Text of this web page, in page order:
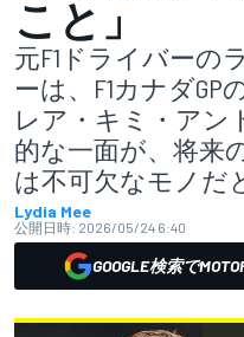
こと」
元F1ドライバーの
ーは、F1カナダ
レア・キミ・アン
的な一面が、将来
は不可欠なモノだ
Lydia Mee
公開日時: 2026/05/24 6:40
GOOGLE検索で